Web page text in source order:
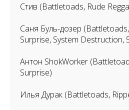
Стив (Battletoads, Rude
Саня Буль-дозер
Surprise, System Destruction,
Антон ShokWorker
Surprise)
Илья Дурак (Battletoads,